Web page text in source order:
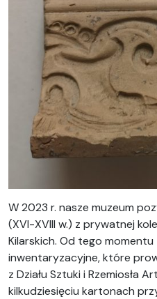
W 2023 r. nasze muzeum
(XVI-XVIII w.) z prywatnej
Kilarskich. Od tego
inwentaryzacyjne, które
z Działu Sztuki i Rzemiosła
kilkudziesięciu kartonach